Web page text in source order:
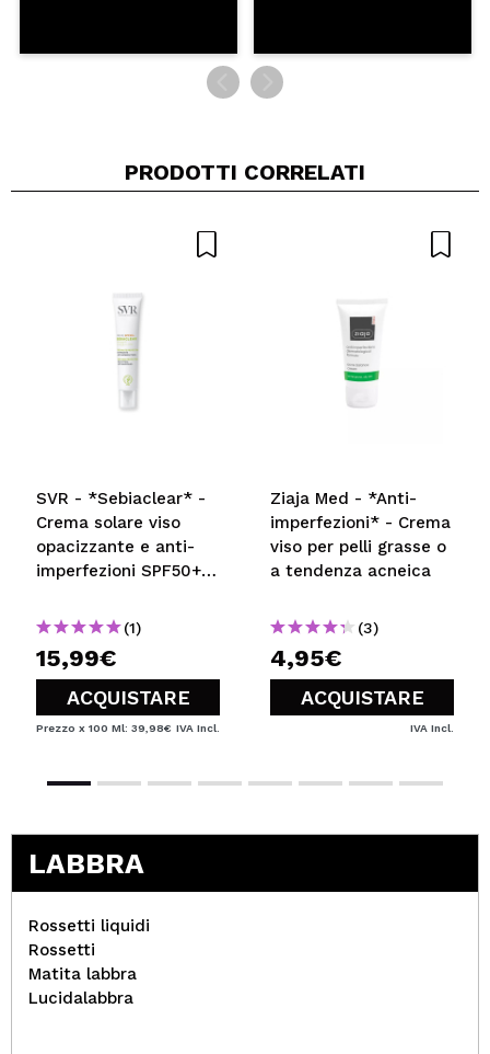
PRODOTTI CORRELATI
SVR - *Sebiaclear* -
Crema solare viso
opacizzante e anti-
imperfezioni SPF50+ -
miste a grasse, a
tendenza acneica
(1)
15,99€
ACQUISTARE
Prezzo x 100 Ml: 39,98€ IVA Incl.
Ziaja Med - *Anti-
imperfezioni* - Crema
viso per pelli grasse o
a tendenza acneica
(3)
4,95€
ACQUISTARE
IVA Incl.
LABBRA
Rossetti liquidi
Rossetti
Matita labbra
Lucidalabbra